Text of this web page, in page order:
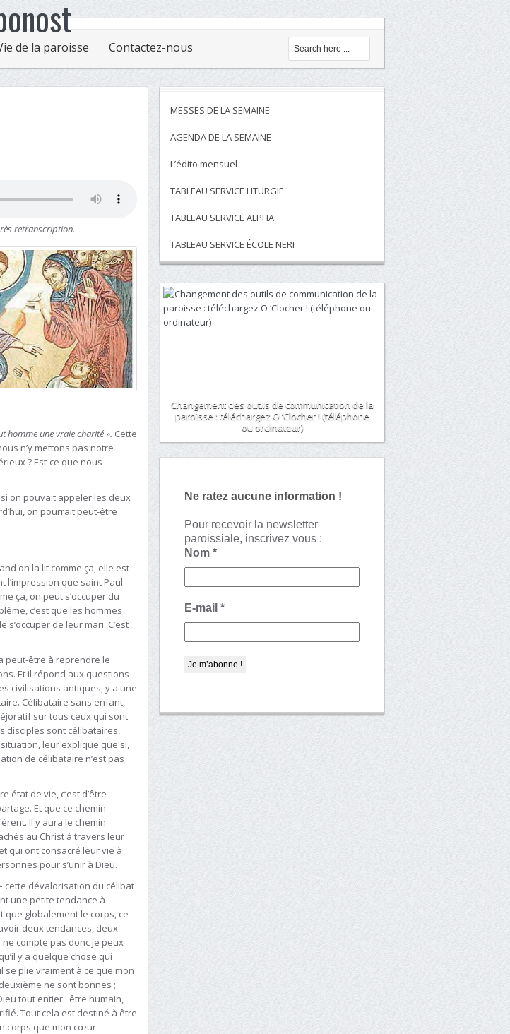
de la paroisse Contactez-nous
retranscription.
homme une vraie charité ». Cette
n’y mettons pas notre
? Est-ce que nous
on pouvait appeler les deux
on pourrait peut-être
on la lit comme ça, elle est
l’impression que saint Paul
ça, on peut s’occuper du
c’est que les hommes
de leur mari. C’est
peut-être à reprendre le
Et il répond aux questions
civilisations antiques, y a une
Célibataire sans enfant,
sur tous ceux qui sont
disciples sont célibataires,
leur explique que si,
de célibataire n’est pas
état de vie, c’est d’être
Et que ce chemin
Il y aura le chemin
au Christ à travers leur
qui ont consacré leur vie à
pour s’unir à Dieu.
cette dévalorisation du célibat
une petite tendance à
que globalement le corps, ce
deux tendances, deux
compte pas donc je peux
y a quelque chose qui
se plie vraiment à ce que mon
ne sont bonnes ;
tout entier : être humain,
Tout cela est destiné à être
corps que mon cœur.
MESSES DE LA SEMAINE
AGENDA DE LA SEMAINE
L’édito mensuel
TABLEAU SERVICE LITURGIE
TABLEAU SERVICE ALPHA
TABLEAU SERVICE ÉCOLE NERI
Changement des outils de communication de la
paroisse : téléchargez O ‘Clocher ! (téléphone
ou ordinateur)
Ne ratez aucune information !
Pour recevoir la newsletter
paroissiale, inscrivez vous :
Nom *
E-mail *